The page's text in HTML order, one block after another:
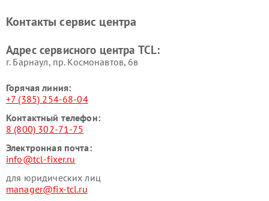
Контакты сервис центра
Адрес сервисного центра TCL:
г. Барнаул, ​пр. Космонавтов, 6в
Горячая линия:
+7 (385) 254-68-04
Контактный телефон:
8 (800) 302-71-75
Электронная почта:
info@tcl-fixer.ru
для юридических лиц
manager@fix-tcl.ru